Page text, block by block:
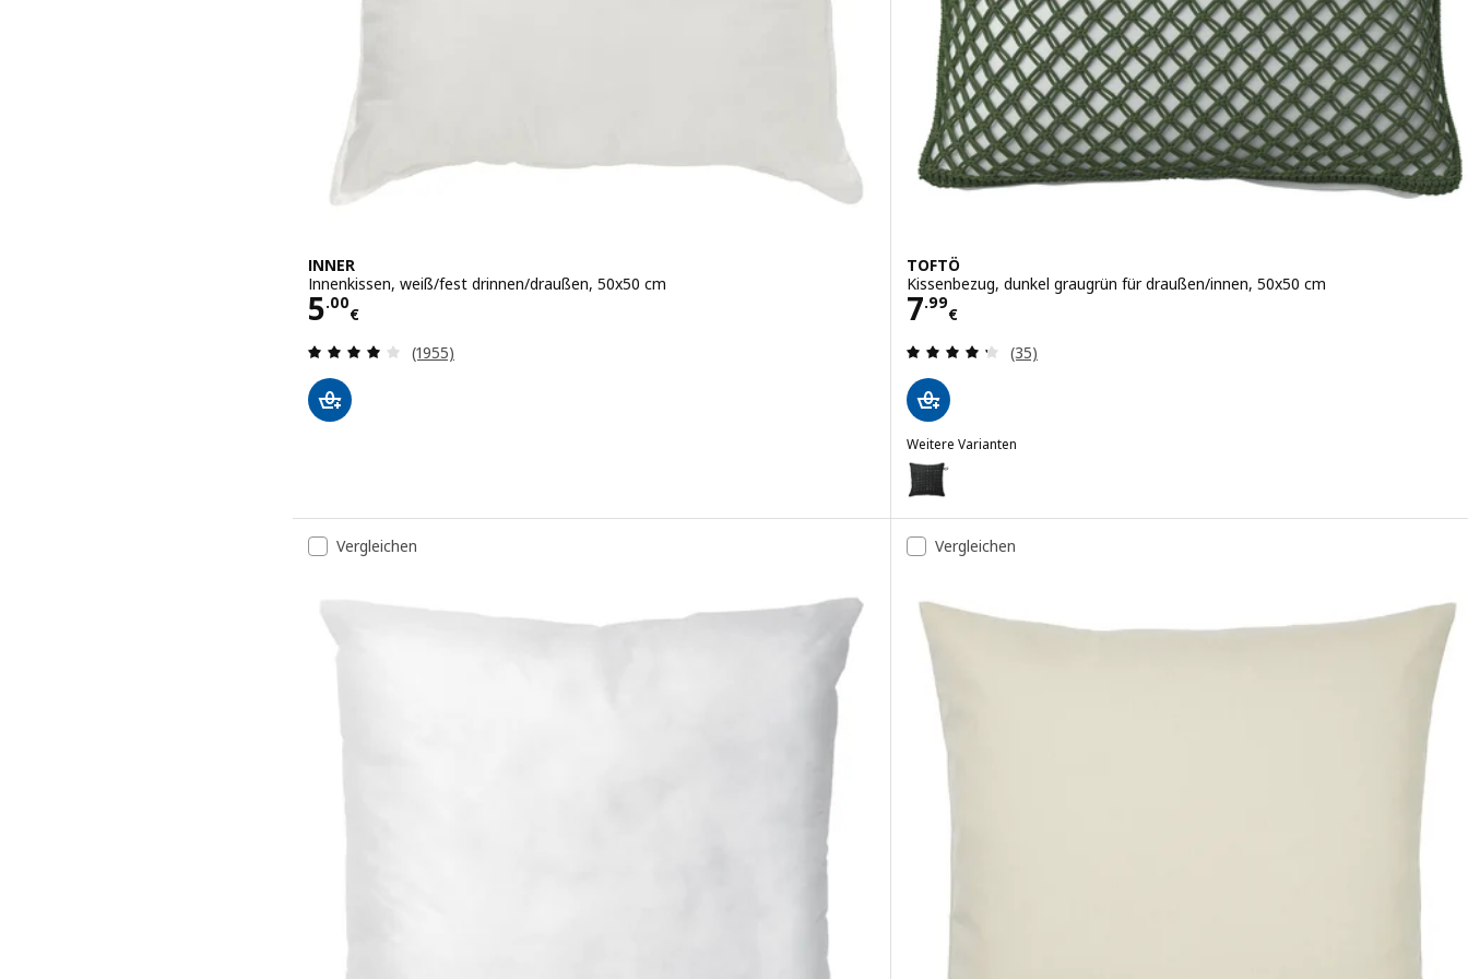
INNER
Innenkissen, weiß/fest drinnen/draußen, 50x50 cm
5.00
€
Preis 5.00€
Bewertungen: 3.9 von 5 Sternen. Bewertungen insgesamt:
(1955)
TOFTÖ
Kissenbezug, dunkel graugrün für draußen/innen, 50x50 cm
7.99
€
Preis 7.99€
Bewertungen: 4.3 von 5 Sternen. Bewertungen
(35)
Weitere Varianten
TOFTÖ
Option: TOFTÖ, Kissenbezug, schwarz für draußen/innen, 50x50 cm
Vergleichen Vergleichen